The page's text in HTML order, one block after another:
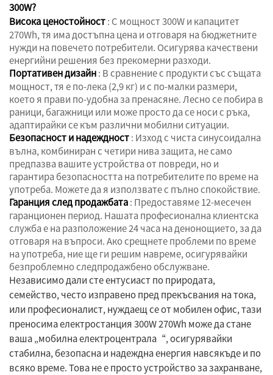
300W?
Висока ценостойност: С мощност 300W и капацитет
270Wh, тя има достъпна цена и отговаря на бюджетните
нужди на повечето потребители. Осигурява качествени
енергийни решения без прекомерни разходи.
Портативен дизайн: В сравнение с продукти със същата
мощност, тя е по-лека (2,9 кг) и с по-малки размери,
което я прави по-удобна за пренасяне. Лесно се побира в
раници, багажници или може просто да се носи с ръка,
адаптирайки се към различни мобилни ситуации.
Безопасност и надеждност: Изход с чиста синусоидална
вълна, комбиниран с четири нива защита, не само
предпазва вашите устройства от повреди, но и
гарантира безопасността на потребителите по време на
употреба. Можете да я използвате с пълно спокойствие.
Гаранция след продажбата: Предоставяме 12-месечен
гаранционен период. Нашата професионална клиентска
служба е на разположение 24 часа на денонощието, за да
отговаря на въпроси. Ако срещнете проблеми по време
на употреба, ние ще ги решим навреме, осигурявайки
безпроблемно следпродажбено обслужване.
Независимо дали сте ентусиаст по природата,
семейство, често изправено пред прекъсвания на тока,
или професионалист, нуждаещ се от мобилен офис, тази
преносима електростанция 300W 270Wh може да стане
ваша „мобилна електроцентрала“, осигурявайки
стабилна, безопасна и надеждна енергия навсякъде и по
всяко време. Това не е просто устройство за захранване,